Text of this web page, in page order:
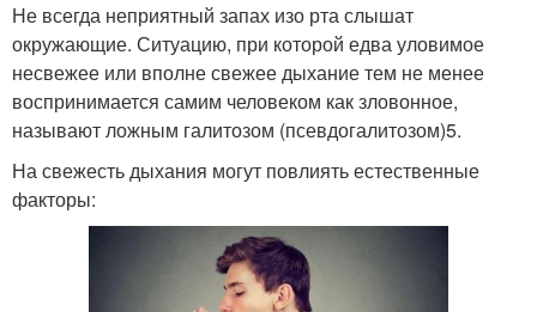
Не всегда неприятный запах изо рта слышат
окружающие. Ситуацию, при которой едва уловимое
несвежее или вполне свежее дыхание тем не менее
воспринимается самим человеком как зловонное,
называют ложным галитозом (псевдогалитозом)5.
На свежесть дыхания могут повлиять естественные
факторы: